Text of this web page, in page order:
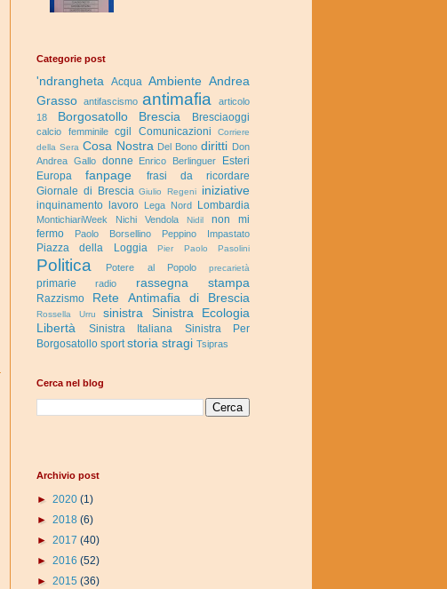
Categorie post
'ndrangheta Acqua Ambiente Andrea
Grasso antifascismo antimafia
articolo
18
Borgosatollo Brescia Bresciaoggi
calcio femminile cgil Comunicazioni
Corriere
della Sera Cosa Nostra Del Bono diritti Don
Andrea Gallo donne Enrico Berlinguer
Esteri
Europa
fanpage
frasi da ricordare
Giornale di Brescia Giulio Regeni iniziative
inquinamento lavoro Lega Nord Lombardia
MontichiariWeek Nichi Vendola Nidil
non mi
fermo
Paolo Borsellino Peppino Impastato
Piazza della Loggia Pier Paolo Pasolini
Politica Potere al Popolo precarietà
primarie radio rassegna stampa
Razzismo Rete Antimafia di Brescia
Rossella Urru sinistra
Sinistra Ecologia
Libertà
Sinistra Italiana
Sinistra Per
Borgosatollo sport storia stragi Tsipras
Cerca nel blog
Archivio post
► 2020 (1)
► 2018 (6)
► 2017 (40)
► 2016 (52)
► 2015 (36)